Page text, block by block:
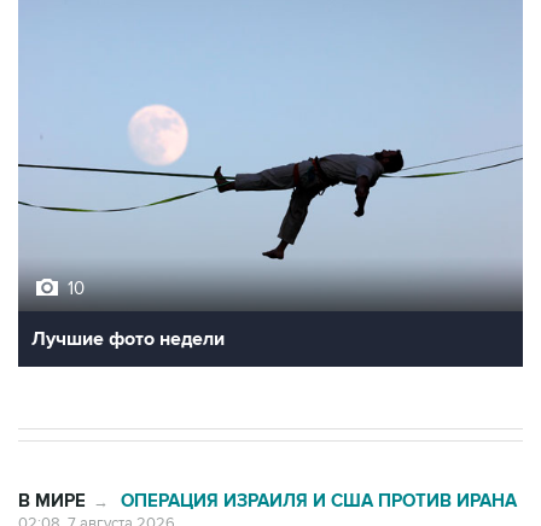
10
Лучшие фото недели
В МИРЕ → ОПЕРАЦИЯ ИЗРАИЛЯ И США ПРОТИВ ИРАНА